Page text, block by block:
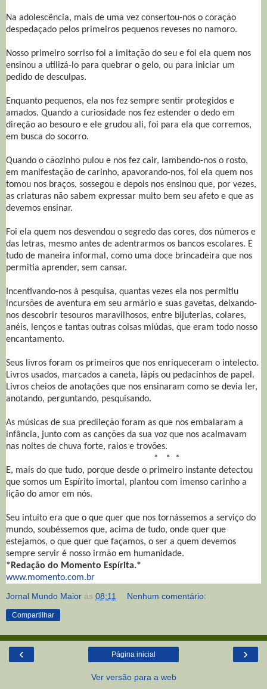
Na adolescência, mais de uma vez consertou-nos o coração
despedaçado pelos primeiros pequenos reveses no namoro.
Nosso primeiro sorriso foi a imitação do seu e foi ela quem nos
ensinou a utilizá-lo para quebrar o gelo, ou para iniciar um
pedido de desculpas.
Enquanto pequenos, ela nos fez sempre sentir protegidos e
amados. Quando a curiosidade nos fez estender o dedo em
direção ao besouro e ele grudou ali, foi para ela que corremos,
em busca do socorro.
Quando o cãozinho pulou e nos fez cair, lambendo-nos o rosto,
em manifestação de carinho, apavorando-nos, foi ela quem nos
tomou nos braços, sossegou e depois nos ensinou que, por vezes,
as criaturas não sabem expressar muito bem seu afeto e que as
devemos ensinar.
Foi ela quem nos desvendou o segredo das cores, dos números e
das letras, mesmo antes de adentrarmos os bancos escolares. E
tudo de maneira informal, como uma doce brincadeira que nos
permitia aprender, sem cansar.
Incentivando-nos à pesquisa, quantas vezes ela nos permitiu
incursões de aventura em seu armário e suas gavetas, deixando-
nos descobrir tesouros maravilhosos, entre bijuterias, colares,
anéis, lenços e tantas outras coisas miúdas, que eram todo nosso
encantamento.
Seus livros foram os primeiros que nos enriqueceram o intelecto.
Livros usados, marcados a caneta, lápis ou pedacinhos de papel.
Livros cheios de anotações que nos ensinaram como se devia ler,
anotando, perguntando, pesquisando.
As músicas de sua predileção foram as que nos embalaram a
infância, junto com as canções da sua voz que nos acalmavam
nas noites de chuva forte, raios e trovões.
* * *
E, mais do que tudo, porque desde o primeiro instante detectou
que somos um Espírito imortal, plantou com imenso carinho a
lição do amor em nós.
Seu intuito era que o que quer que nos tornássemos a serviço do
mundo, soubéssemos que, acima de tudo, onde quer que
estejamos, o que quer que façamos, o ser a quem devemos
sempre servir é nosso irmão em humanidade.
*Redação do Momento Espírita.*
www.momento.com.br
Jornal Mundo Maior às 08:11 Nenhum comentário:
Compartilhar
‹ ›
Página inicial
Ver versão para a web